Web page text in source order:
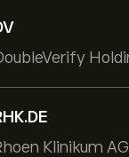
Klinikum AG